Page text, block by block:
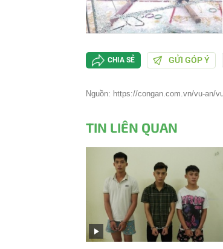
CHIA SẺ GỬI GÓP Ý
Nguồn: https://congan.com.vn/vu-an/
TIN LIÊN QUAN